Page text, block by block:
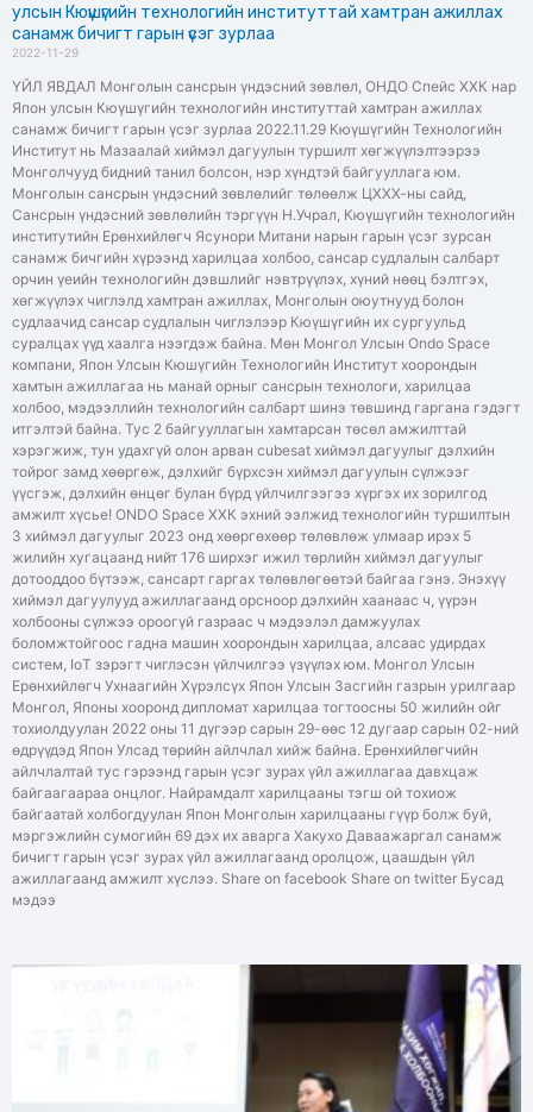
улсын Кюүшүгийн технологийн институттай хамтран ажиллах
санамж бичигт гарын үсэг зурлаа
2022-11-29
ҮЙЛ ЯВДАЛ Монголын сансрын үндэсний зөвлөл, ОНДО Спейс ХХК нар
Япон улсын Кюүшүгийн технологийн институттай хамтран ажиллах
санамж бичигт гарын үсэг зурлаа 2022.11.29 Кюүшүгийн Технологийн
Институт нь Мазаалай хиймэл дагуулын туршилт хөгжүүлэлтээрээ
Монголчууд бидний танил болсон, нэр хүндтэй байгууллага юм.
Монголын сансрын үндэсний зөвлөлийг төлөөлж ЦХХХ-ны сайд,
Сансрын үндэсний зөвлөлийн тэргүүн Н.Учрал, Кюүшүгийн технологийн
институтийн Ерөнхийлөгч Ясунори Митани нарын гарын үсэг зурсан
санамж бичгийн хүрээнд харилцаа холбоо, сансар судлалын салбарт
орчин үеийн технологийн дэвшлийг нэвтрүүлэх, хүний нөөц бэлтгэх,
хөгжүүлэх чиглэлд хамтран ажиллах, Монголын оюутнууд болон
судлаачид сансар судлалын чиглэлээр Кюүшүгийн их сургуульд
суралцах үүд хаалга нээгдэж байна. Мөн Монгол Улсын Ondo Space
компани, Япон Улсын Кюшүгийн Технологийн Институт хоорондын
хамтын ажиллагаа нь манай орныг сансрын технологи, харилцаа
холбоо, мэдээллийн технологийн салбарт шинэ төвшинд гаргана гэдэгт
итгэлтэй байна. Тус 2 байгууллагын хамтарсан төсөл амжилттай
хэрэгжиж, тун удахгүй олон арван cubesat хиймэл дагуулыг дэлхийн
тойрог замд хөөргөж, дэлхийг бүрхсэн хиймэл дагуулын сүлжээг
үүсгэж, дэлхийн өнцөг булан бүрд үйлчилгээгээ хүргэх их зорилгод
амжилт хүсье! ONDO Space ХХК эхний ээлжид технологийн туршилтын
3 хиймэл дагуулыг 2023 онд хөөргөхөөр төлөвлөж улмаар ирэх 5
жилийн хугацаанд нийт 176 ширхэг ижил төрлийн хиймэл дагуулыг
дотооддоо бүтээж, сансарт гаргах төлөвлөгөөтэй байгаа гэнэ. Энэхүү
хиймэл дагуулууд ажиллагаанд орсноор дэлхийн хаанаас ч, үүрэн
холбооны сүлжээ ороогүй газраас ч мэдээлэл дамжуулах
боломжтойгоос гадна машин хоорондын харилцаа, алсаас удирдах
систем, IoT зэрэгт чиглэсэн үйлчилгээ үзүүлэх юм. Монгол Улсын
Ерөнхийлөгч Ухнаагийн Хүрэлсүх Япон Улсын Засгийн газрын урилгаар
Монгол, Японы хооронд дипломат харилцаа тогтоосны 50 жилийн ойг
тохиолдуулан 2022 оны 11 дүгээр сарын 29-өөс 12 дугаар сарын 02-ний
өдрүүдэд Япон Улсад төрийн айлчлал хийж байна. Ерөнхийлөгчийн
айлчлалтай тус гэрээнд гарын үсэг зурах үйл ажиллагаа давхцаж
байгаагаараа онцлог. Найрамдалт харилцааны тэгш ой тохиож
байгаатай холбогдуулан Япон Монголын харилцааны гүүр болж буй,
мэргэжлийн сумогийн 69 дэх их аварга Хакухо Даваажаргал санамж
бичигт гарын үсэг зурах үйл ажиллагаанд оролцож, цаашдын үйл
ажиллагаанд амжилт хүслээ. Share on facebook Share on twitter Бусад
мэдээ